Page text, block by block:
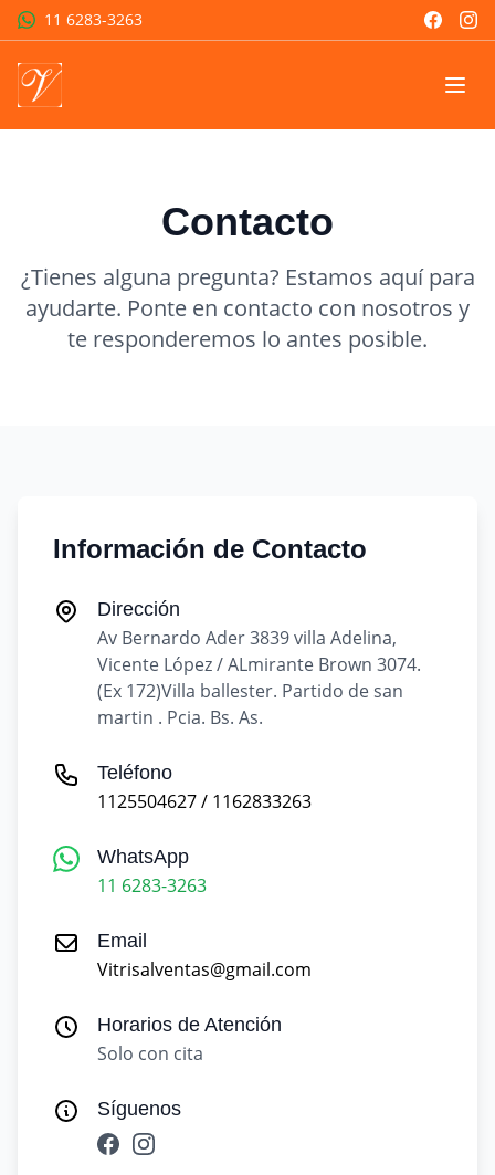
11 6283-3263
Contacto
¿Tienes alguna pregunta? Estamos aquí para
ayudarte. Ponte en contacto con nosotros y
te responderemos lo antes posible.
Información de Contacto
Dirección
Av Bernardo Ader 3839 villa Adelina,
Vicente López / ALmirante Brown 3074.
(Ex 172)Villa ballester. Partido de san
martin . Pcia. Bs. As.
Teléfono
1125504627 / 1162833263
WhatsApp
11 6283-3263
Email
Vitrisalventas@gmail.com
Horarios de Atención
Solo con cita
Síguenos